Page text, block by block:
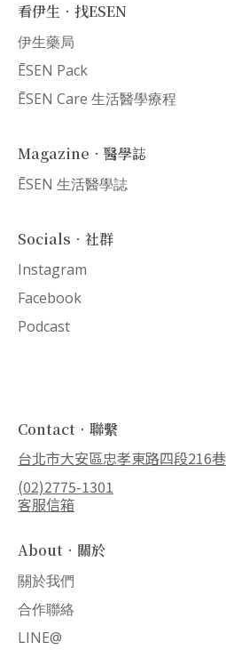
看伊生．找ESEN
伊生藥局
ĒSEN Pack
ĒSEN Care 生活醫學療程
Magazine．醫學誌
ĒSEN 生活醫學誌
Socials．社群
Instagram
Facebook
Podcast
Contact．聯繫
台北市大安區忠孝東路四段216
(02)2775-1301
客服信箱
About．關於
關於我們
合作聯絡
LINE@